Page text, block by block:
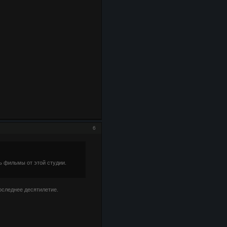
6
фильмы от этой студии.
десятилетие.